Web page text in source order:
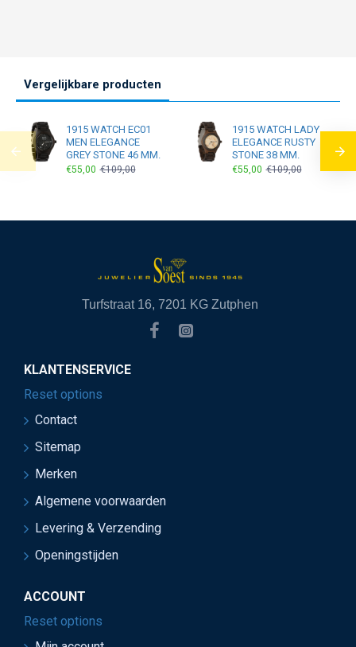
Vergelijkbare producten
1915 WATCH EC01
MEN ELEGANCE
GREY STONE 46 MM.
€55,00 €109,00
1915 WATCH LADY
ELEGANCE RUSTY
STONE 38 MM.
€55,00 €109,00
Turfstraat 16, 7201 KG Zutphen
KLANTENSERVICE
Reset options
Contact
Sitemap
Merken
Algemene voorwaarden
Levering & Verzending
Openingstijden
ACCOUNT
Reset options